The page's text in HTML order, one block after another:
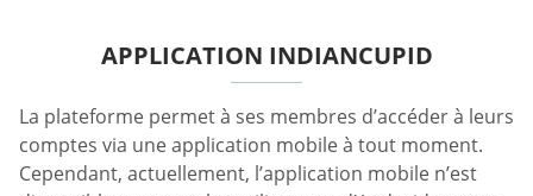
APPLICATION INDIANCUPID
La plateforme permet à ses membres d’accéder à leurs
comptes via une application mobile à tout moment.
Cependant, actuellement, l’application mobile n’est